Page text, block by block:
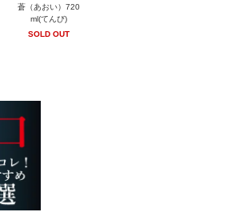
蒼（あおい）720
ml(てんび)
SOLD OUT